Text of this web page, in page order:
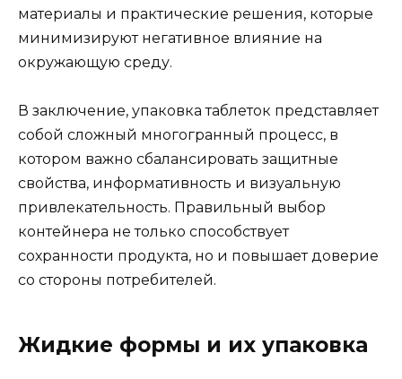
материалы и практические решения, которые
минимизируют негативное влияние на
окружающую среду.
В заключение, упаковка таблеток представляет
собой сложный многогранный процесс, в
котором важно сбалансировать защитные
свойства, информативность и визуальную
привлекательность. Правильный выбор
контейнера не только способствует
сохранности продукта, но и повышает доверие
со стороны потребителей.
Жидкие формы и их упаковка